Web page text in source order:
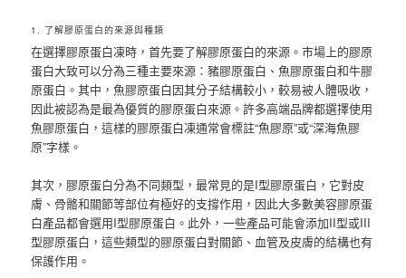
1. 了解膠原蛋白的來源與種類
在選擇膠原蛋白凍時，首先要了解膠原蛋白的來源。市場上的膠原
蛋白大致可以分為三種主要來源：豬膠原蛋白、魚膠原蛋白和牛膠
原蛋白。其中，魚膠原蛋白因其分子結構較小，較易被人體吸收，
因此被認為是最為優質的膠原蛋白來源。許多高端品牌都選擇使用
魚膠原蛋白，這樣的膠原蛋白凍通常會標註“魚膠原”或“深海魚膠
原”字樣。
其次，膠原蛋白分為不同類型，最常見的是I型膠原蛋白，它對皮
膚、骨骼和關節等部位有極好的支撐作用，因此大多數美容膠原蛋
白產品都會選用I型膠原蛋白。此外，一些產品可能會添加II型或III
型膠原蛋白，這些類型的膠原蛋白對關節、血管及皮膚的結構也有
保護作用。